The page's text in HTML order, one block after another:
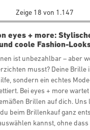
Zeige 18 von 1.147
eyes + more:
coole Fashion-
ist unbezahlbar – aber
musst? Deine Brille
sondern ein echtes
Bei eyes + more
Brillen auf dich. Uns
beim Brillenkauf ganz
kannst, ohne